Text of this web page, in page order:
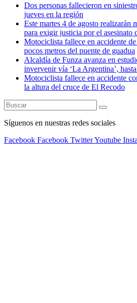
Dos personas fallecieron en
jueves en la región
Este martes 4 de agosto realizarán
para exigir justicia por el asesinato
Motociclista fallece en accidente
pocos metros del puente de guadua
Alcaldía de Funza avanza en
invervenir vía ‘La Argentina’,
Motociclista fallece en accidente
la altura del cruce de El Recodo
Síguenos en nuestras redes sociales
Facebook Facebook TwitterYoutube